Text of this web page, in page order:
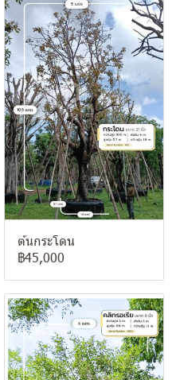
ต้นกระโดน
฿45,000